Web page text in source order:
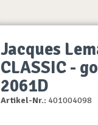
Jacques
CLASSIC -
2061D
Artikel-Nr.: 401004098